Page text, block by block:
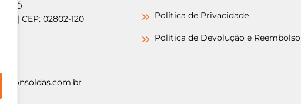
do Ó
| CEP: 02802-120
Política de Privacidade
Política de Devolução e Reembolso